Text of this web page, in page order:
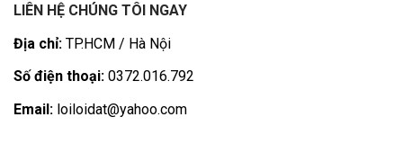
LIÊN HỆ CHÚNG TÔI NGAY
Địa chỉ: TP.HCM / Hà Nội
Số điện thoại: 0372.016.792
Email: loiloidat@yahoo.com